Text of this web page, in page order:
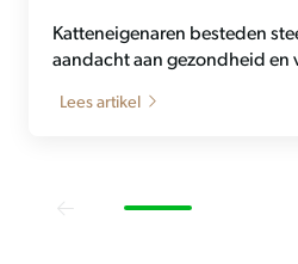
Katteneigenaren besteden
aandacht aan gezondheid en
Lees artikel